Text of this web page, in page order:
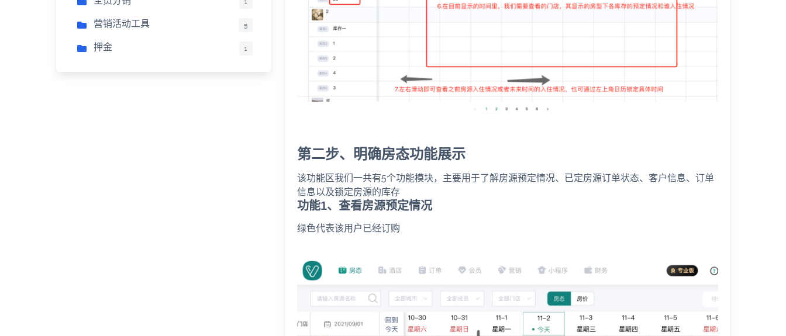
1
营销活动工具 5
押金 1
第二步、明确房态功能展示
该功能区我们一共有5个功能模块，主要用于了解房源预定情况、已定房源订单状态、客户信息、订单
信息以及锁定房源的库存
功能1、查看房源预定情况
绿色代表该用户已经订购